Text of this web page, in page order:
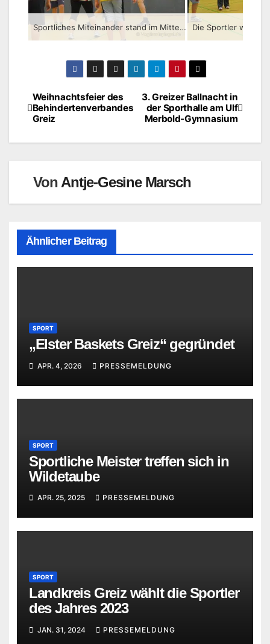
Sportliches Miteinander stand im Mittelpunkt des Turniers Die Sportler waren
Beitragsnavigation3. Greizer Ballnacht in
der Sporthalle am Ulf
Merbold-Gymnasium
Weihnachtsfeier des
Behindertenverbandes
Greiz
Von Antje-Gesine Marsch
Ähnlicher Beitrag
SPORT
„Elster Baskets Greiz“ gegründet
APR. 4, 2026 PRESSEMELDUNG
SPORT
Sportliche Meister treffen sich in
Wildetaube
APR. 25, 2025 PRESSEMELDUNG
SPORT
Landkreis Greiz wählt die Sportler
des Jahres 2023
JAN. 31, 2024 PRESSEMELDUNG